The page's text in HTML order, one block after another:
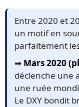
Entre 2020 et
un motif en
parfaitement
➡️ Mars 2020
déclenche une
une ruée
Le DXY bondit